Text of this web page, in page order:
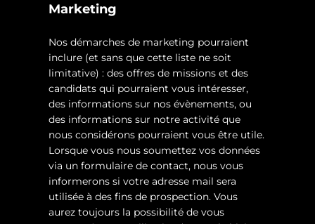
Marketing
Nos démarches de marketing pourraient
inclure (et sans que cette liste ne soit
limitative) : des offres de missions et des
candidats qui pourraient vous intéresser,
des informations sur nos évènements, ou
des informations sur notre activité que
nous considérons pourraient vous être utile.
Lorsque vous nous soumettez vos données
via un formulaire de contact, nous vous
informerons si votre adresse mail sera
utilisée à des fins de prospection. Vous
aurez toujours la possibilité de vous